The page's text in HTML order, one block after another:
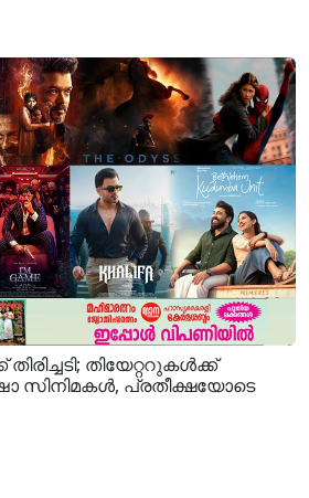
തിയേറ്ററുകൾക്ക്
സിനിമകൾ, പ്രതീക്ഷയോടെ